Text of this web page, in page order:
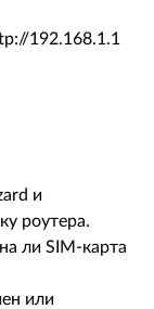
192.168.1.1
и
роутера.
ли SIM-карта
или